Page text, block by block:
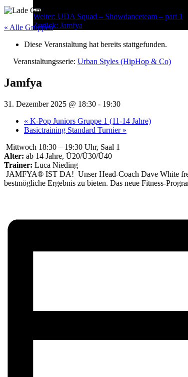
Menu
Post
navigation
Weiter: UDA Squad – Showdanceteam – part 1
Zurück: Jamfya
« Alle Gruppen
Diese Veranstaltung hat bereits stattgefunden.
Veranstaltungsserie: Urban Styles (HipHop & Co)
Jamfya
31. Dezember 2025 @ 18:30 - 19:30
« K-Pop Juniors Gruppe 1 (11-14 Jahre)
Basictraining Standard Turnier »
Mittwoch 18:30 – 19:30 Uhr, Saal 1
Alter: ab 14 Jahre, Ü20/Ü30/Ü40
Trainer: Luca Nieding
JAMFYA® IST DA! Unser Head-Coach Dave White
bestmögliche Ergebnis zu bieten. Das neue Fitness-